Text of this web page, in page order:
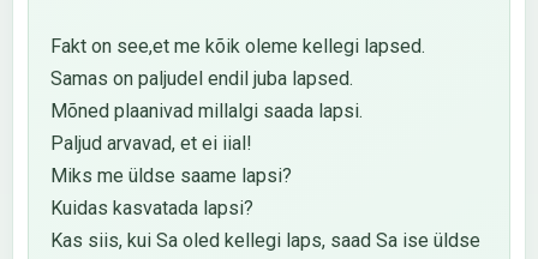
Fakt on see,et me kõik oleme kellegi lapsed.
Samas on paljudel endil juba lapsed.
Mõned plaanivad millalgi saada lapsi.
Paljud arvavad, et ei iial!
Miks me üldse saame lapsi?
Kuidas kasvatada lapsi?
Kas siis, kui Sa oled kellegi laps, saad Sa ise üldse